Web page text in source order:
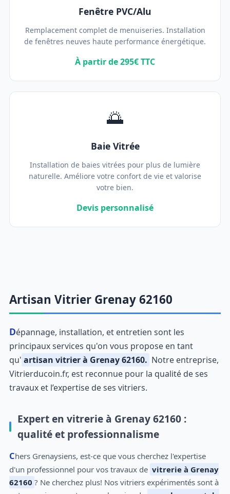
Fenêtre PVC/Alu
Remplacement complet de menuiseries. Installation
de fenêtres neuves haute performance énergétique.
À partir de 295€ TTC
🌅
Baie Vitrée
Installation de baies vitrées pour plus de lumière
naturelle. Améliore votre confort de vie et valorise
votre bien.
Devis personnalisé
Artisan Vitrier Grenay 62160
Dépannage, installation, et entretien sont les
principaux services qu'on vous propose en tant
qu' artisan vitrier à Grenay 62160. Notre entreprise,
Vitrierducoin.fr, est reconnue pour la qualité de ses
travaux et l’expertise de ses vitriers.
Expert en vitrerie à Grenay 62160 :
qualité et professionnalisme
Chers Grenaysiens, est-ce que vous cherchez l'expertise
d'un professionnel pour vos travaux de vitrerie à Grenay
62160 ? Ne cherchez plus! Nos vitriers expérimentés sont à